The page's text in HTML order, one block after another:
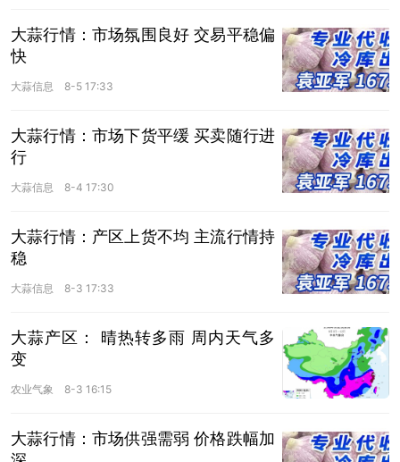
大蒜行情：市场氛围良好 交易平稳偏
快
大蒜信息 8-5 17:33
大蒜行情：市场下货平缓 买卖随行进
行
大蒜信息 8-4 17:30
大蒜行情：产区上货不均 主流行情持
稳
大蒜信息 8-3 17:33
大蒜产区： 晴热转多雨 周内天气多
变
农业气象 8-3 16:15
大蒜行情：市场供强需弱 价格跌幅加